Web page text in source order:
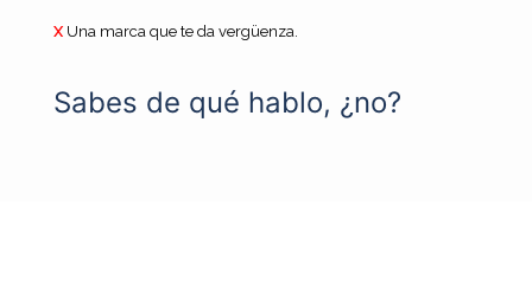
X Una marca que te da vergüenza.
Sabes de qué hablo, ¿no?